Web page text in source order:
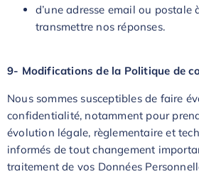
d’une adresse email ou postale
transmettre nos réponses.
9- Modifications de la Politique de
Nous sommes susceptibles de faire
confidentialité, notamment pour
évolution légale, règlementaire et
informés de tout changement
traitement de vos Données